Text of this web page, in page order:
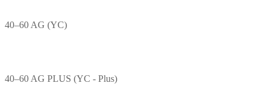
40–60 AG (YC)
40–60 AG PLUS (YC - Plus)